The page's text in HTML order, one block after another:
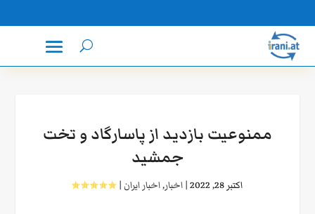
ممنوعیت بازدید از پاسارگاد و تخت
جمشید
اکتبر 28, 2022 |اخبار,اخبار ایران|